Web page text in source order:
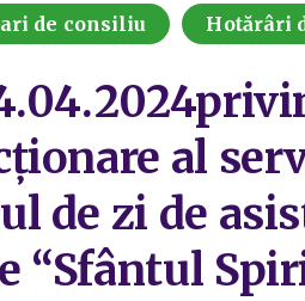
de consiliu Hotărâri
al
de zi de
“Sfântul